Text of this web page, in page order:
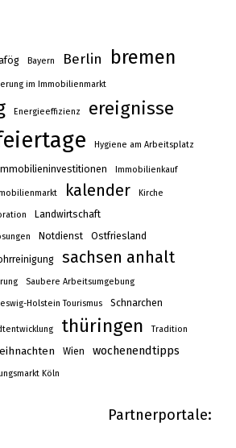
Bayern Berlin bremen
im Immobilienmarkt
Energieeffizienz ereignisse
Hygiene am Arbeitsplatz
Immobilieninvestitionen Immobilienkauf
kalender Kirche
Landwirtschaft
Notdienst Ostfriesland
sachsen anhalt
Saubere Arbeitsumgebung
Holstein Tourismus Schnarchen
thüringen Tradition
Wien wochenendtipps
Köln
Partnerportale: